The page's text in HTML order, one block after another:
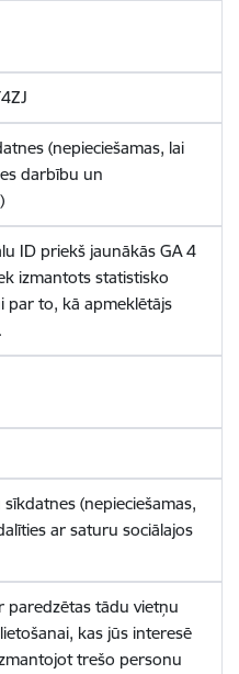
(nepieciešamas, lai
darbību un
ID priekš jaunākās GA 4
izmantots statistisko
par to, kā apmeklētājs
(nepieciešamas,
ar saturu sociālajos
paredzētas tādu vietņu
kas jūs interesē
trešo personu